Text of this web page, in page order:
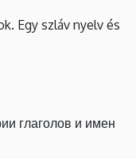
Egy szláv nyelv és
глаголов и имен